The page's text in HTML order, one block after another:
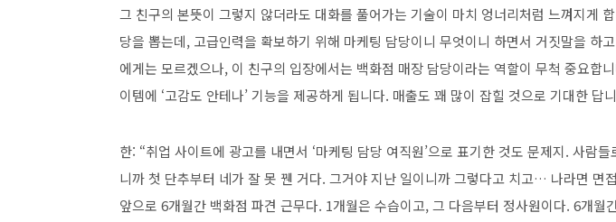
그 친구의 본뜻이 그렇지 않더라도 대화를 풀어가는 기술이 마치 엉너리처럼 느껴지게
당을 뽑는데, 고급인력을 확보하기 위해 마케팅 담당이니 무엇이니 하면서 거짓말을 하
에게는 모르겠으나, 이 친구의 입장에서는 백화점 매장 담당이라는 역할이 무척 중요합
이템에 ‘고감도 안테나’ 기능을 제공하게 됩니다. 매출도 꽤 많이 잡힐 것으로 기대한 답
한: “취업 사이트에 광고를 내면서 ‘마케팅 담당 여직원’으로 표기한 것도 문제지. 사람
니까 첫 단추부터 네가 잘 못 꿴 거다. 그거야 지난 일이니까 그렇다고 치고… 나라면 면
앞으로 6개월간 백화점 파견 근무다. 1개월은 수습이고, 그 다음부터 정사원이다. 6개월